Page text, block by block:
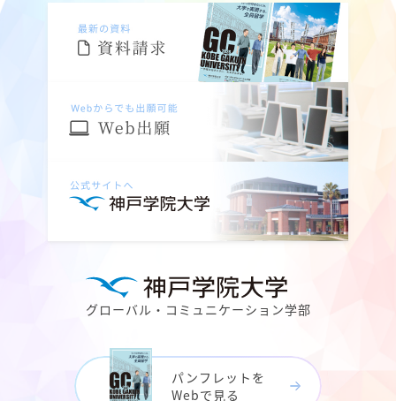
グローバル・コミュニケーション学部
パンフレットを
Webで見る